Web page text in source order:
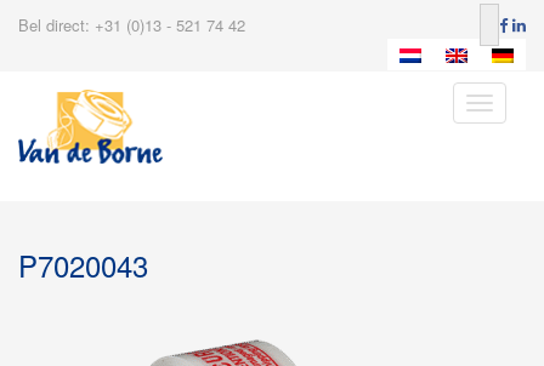
Bel direct: +31 (0)13 - 521 74 42
Toggle
P7020043